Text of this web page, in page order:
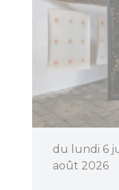
du lundi 6
août 2026